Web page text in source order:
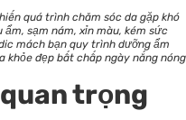
quá trình chăm sóc da gặp khó
ẩm, sạm nám, xỉn màu, kém sức
mách bạn quy trình dưỡng ẩm
khỏe đẹp bất chấp ngày nắng nóng
trọng